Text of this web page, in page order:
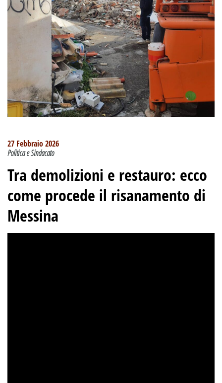
27 Febbraio 2026
Politica e Sindacato
Tra demolizioni e restauro: ecco
come procede il risanamento di
Messina